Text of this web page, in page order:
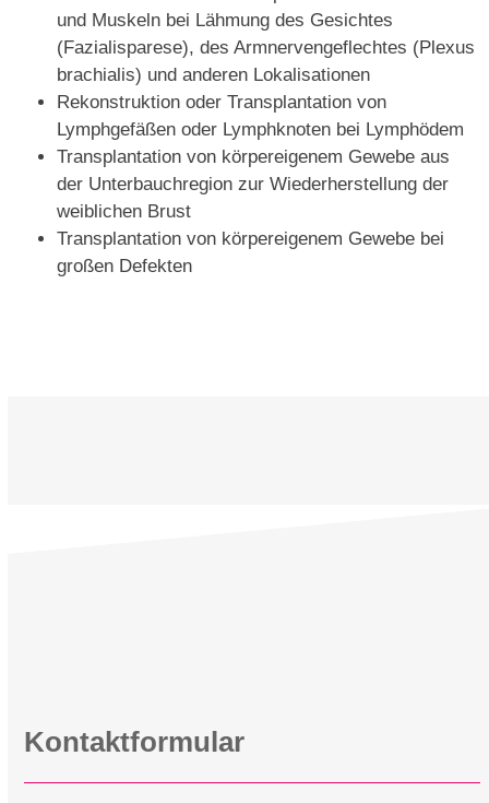
und Muskeln bei Lähmung des Gesichtes
(Fazialisparese), des Armnervengeflechtes (Plexus
brachialis) und anderen Lokalisationen
Rekonstruktion oder Transplantation von
Lymphgefäßen oder Lymphknoten bei Lymphödem
Transplantation von körpereigenem Gewebe aus
der Unterbauchregion zur Wiederherstellung der
weiblichen Brust
Transplantation von körpereigenem Gewebe bei
großen Defekten
Kontaktformular